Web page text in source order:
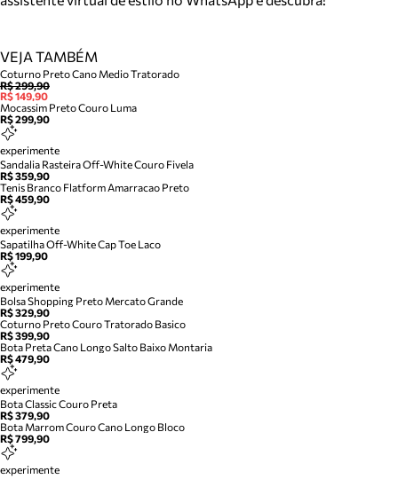
VEJA TAMBÉM
Coturno Preto Cano Medio Tratorado
R$ 299,90
R$ 149,90
Mocassim Preto Couro Luma
R$ 299,90
experimente
Sandalia Rasteira Off-White Couro Fivela
R$ 359,90
Tenis Branco Flatform Amarracao Preto
R$ 459,90
experimente
Sapatilha Off-White Cap Toe Laco
R$ 199,90
experimente
Bolsa Shopping Preto Mercato Grande
R$ 329,90
Coturno Preto Couro Tratorado Basico
R$ 399,90
Bota Preta Cano Longo Salto Baixo Montaria
R$ 479,90
experimente
Bota Classic Couro Preta
R$ 379,90
Bota Marrom Couro Cano Longo Bloco
R$ 799,90
experimente